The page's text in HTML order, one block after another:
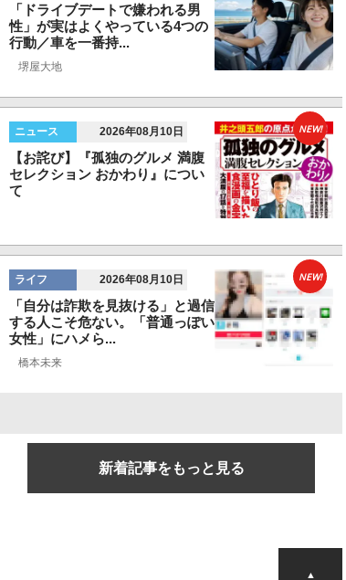
「ドライブデートで嫌われる男
性」が実はよくやっている4つの
行動／車を一番持...
堺屋大地
ニュース 2026年08月10日
【お詫び】『孤独のグルメ 満腹
セレクション おかわり』につい
て
NEW!
ライフ 2026年08月10日
「自分は詐欺を見抜ける」と過信
する人こそ危ない。「普通っぽい
女性」にハメら...
橋本未来
NEW!
新着記事をもっと見る
▲